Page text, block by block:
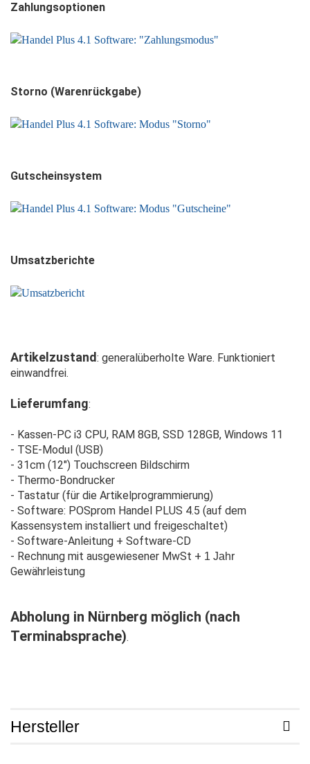
Zahlungsoptionen
Storno (Warenrückgabe)
Gutscheinsystem
Umsatzberichte
Artikelzustand: generalüberholte Ware. Funktioniert
einwandfrei.
Lieferumfang:
- Kassen-PC i3 CPU, RAM 8GB, SSD 128GB, Windows 11
- TSE-Modul (USB)
- 31cm (12") Touchscreen Bildschirm
- Thermo-Bondrucker
- Tastatur (für die Artikelprogrammierung)
- Software: POSprom Handel PLUS 4.5 (auf dem
Kassensystem installiert und freigeschaltet)
- Software-Anleitung + Software-CD
- Rechnung mit ausgewiesener MwSt + 1 Jahr
Gewährleistung
Abholung in Nürnberg möglich (nach
Terminabsprache).
Hersteller